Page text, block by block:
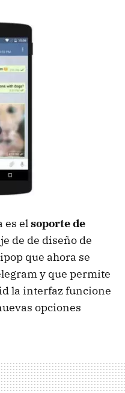
es elsoporte de
de de diseño de
que ahora se
y que permite
la interfaz funcione
opciones